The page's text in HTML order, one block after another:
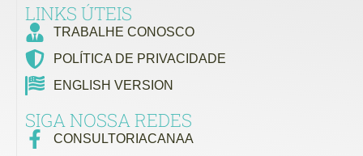
LINKS ÚTEIS
TRABALHE CONOSCO
POLÍTICA DE PRIVACIDADE
ENGLISH VERSION
SIGA NOSSA REDES
CONSULTORIACANAA